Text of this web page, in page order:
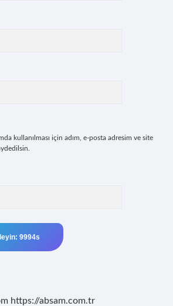
kullanılması için adım, e-posta adresim ve site
https://absam.com.tr